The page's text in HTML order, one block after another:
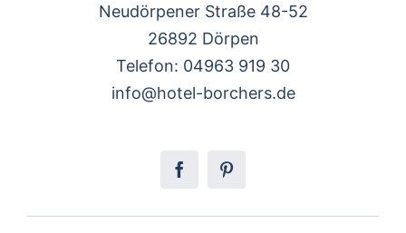
Neudörpener Straße 48-52
26892 Dörpen
Telefon: 04963 919 30
info@hotel-borchers.de